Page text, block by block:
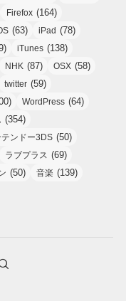
Firefox (164)
(63) iPad (78)
iTunes (138)
NHK (87) OSX (58)
twitter (59)
WordPress (64)
(354)
テンドー3DS (50)
ラブプラス (69)
(50) 音楽 (139)